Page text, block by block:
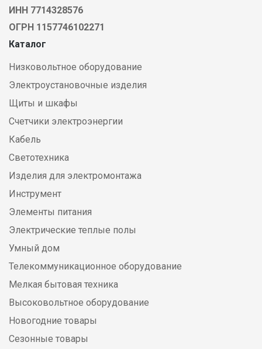
ИНН 7714328576
ОГРН 1157746102271
Каталог
Низковольтное оборудование
Электроустановочные изделия
Щиты и шкафы
Счетчики электроэнергии
Кабель
Светотехника
Изделия для электромонтажа
Инструмент
Элементы питания
Электрические теплые полы
Умный дом
Телекоммуникационное оборудование
Мелкая бытовая техника
Высоковольтное оборудование
Новогодние товары
Сезонные товары